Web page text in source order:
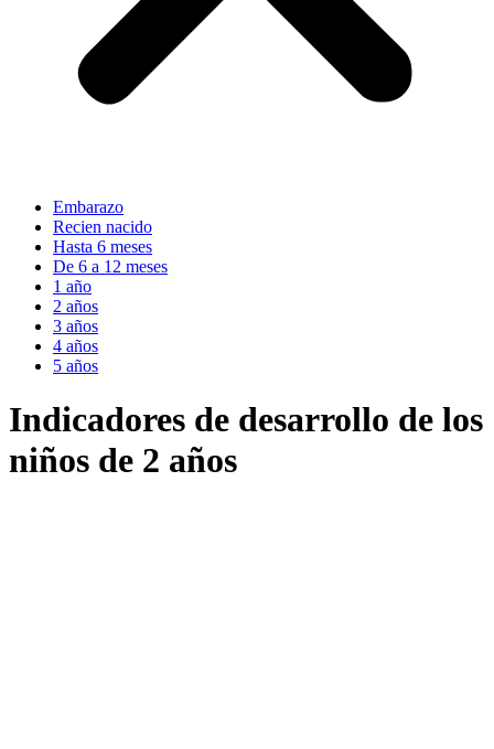
Embarazo
Recien nacido
Hasta 6 meses
De 6 a 12 meses
1 año
2 años
3 años
4 años
5 años
Indicadores de desarrollo de los
niños de 2 años